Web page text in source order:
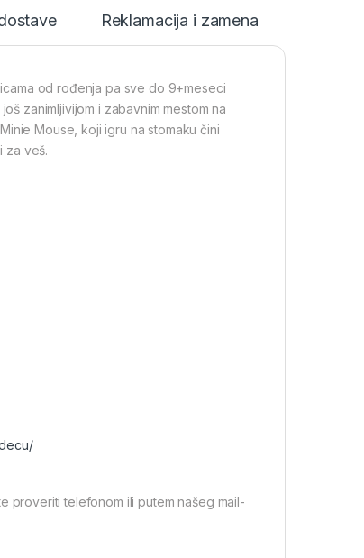
Reklamacija i zamena
od rođenja pa sve do 9+meseci
zanimljivijom i zabavnim mestom na
Mouse, koji igru na stomaku čini
za veš.
proveriti telefonom ili putem našeg mail-